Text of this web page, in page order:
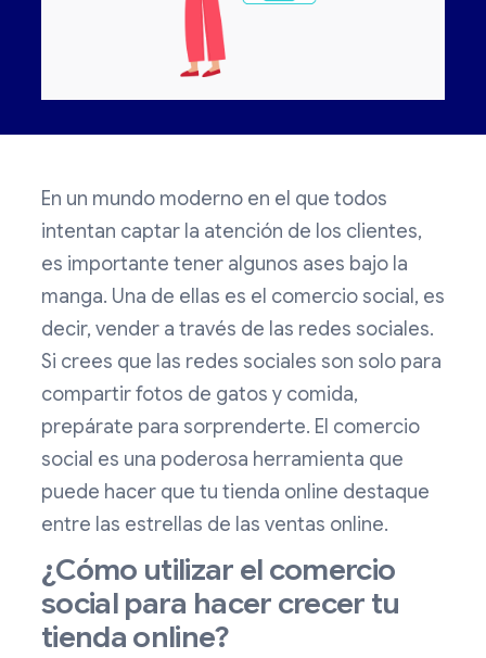
En un mundo moderno en el que todos
intentan captar la atención de los clientes,
es importante tener algunos ases bajo la
manga. Una de ellas es el comercio social, es
decir, vender a través de las redes sociales.
Si crees que las redes sociales son solo para
compartir fotos de gatos y comida,
prepárate para sorprenderte. El comercio
social es una poderosa herramienta que
puede hacer que tu tienda online destaque
entre las estrellas de las ventas online.
¿Cómo utilizar el comercio
social para hacer crecer tu
tienda online?